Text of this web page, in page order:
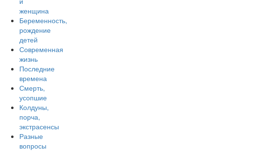
женщина
Беременность,
рождение
детей
Современная
жизнь
Последние
времена
Смерть,
усопшие
Колдуны,
порча,
экстрасенсы
Разные
вопросы